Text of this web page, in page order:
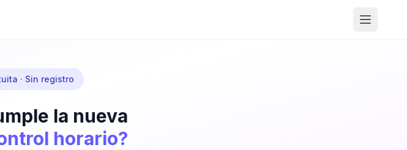
Abrir
· Sin registro
la nueva
horario?